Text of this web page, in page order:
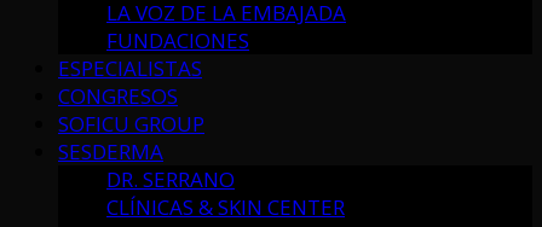
LA VOZ DE LA EMBAJADA
FUNDACIONES
ESPECIALISTAS
CONGRESOS
SOFICU GROUP
SESDERMA
DR. SERRANO
CLÍNICAS & SKIN CENTER